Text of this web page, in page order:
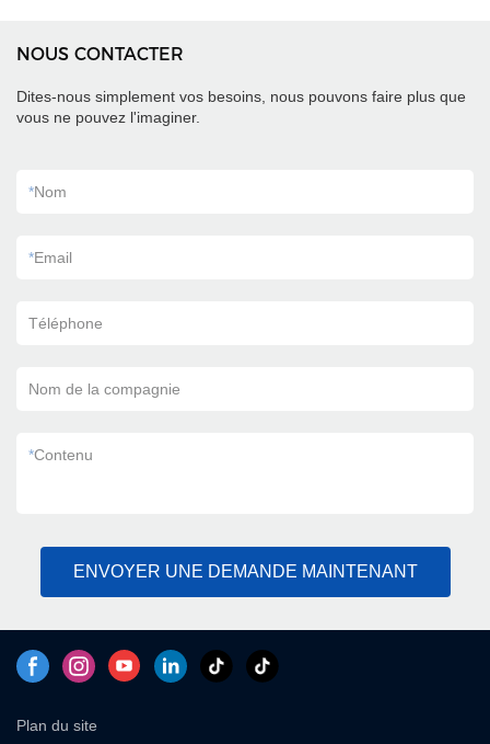
NOUS CONTACTER
Dites-nous simplement vos besoins, nous pouvons faire plus que
vous ne pouvez l'imaginer.
*Nom
*Email
Téléphone
Nom de la compagnie
*Contenu
ENVOYER UNE DEMANDE MAINTENANT
Plan du site